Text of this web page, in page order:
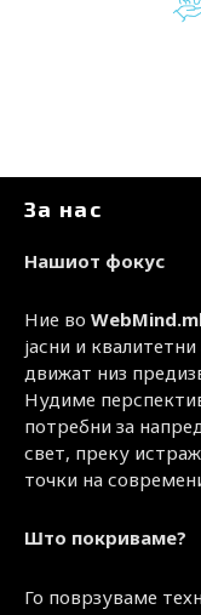
За нас
Нашиот фокус
Ние во
јасни и
движат низ
Нудиме
потребни за
свет, преку
точки на
Што покриваме?
Го поврзуваме